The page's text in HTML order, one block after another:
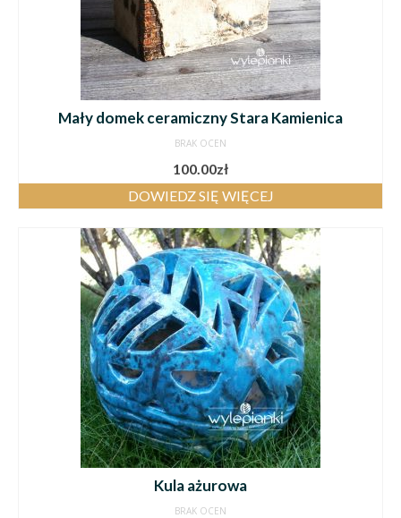
Mały domek ceramiczny Stara Kamienica
BRAK OCEN
100.00zł
DOWIEDZ SIĘ WIĘCEJ
Kula ażurowa
BRAK OCEN